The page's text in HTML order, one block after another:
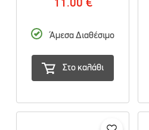
11.00 €
Άμεσα Διαθέσιμο
Στο καλάθι